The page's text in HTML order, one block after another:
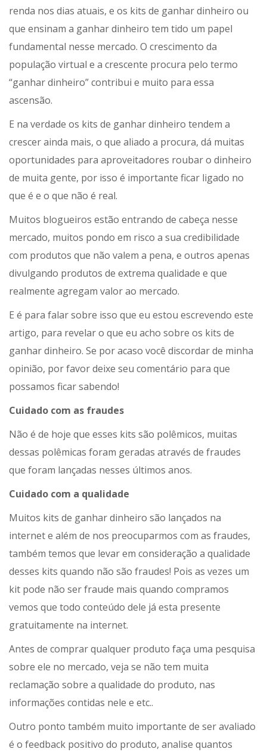
renda nos dias atuais, e os kits de ganhar dinheiro ou
que ensinam a ganhar dinheiro tem tido um papel
fundamental nesse mercado. O crescimento da
população virtual e a crescente procura pelo termo
“ganhar dinheiro” contribui e muito para essa
ascensão.
E na verdade os kits de ganhar dinheiro tendem a
crescer ainda mais, o que aliado a procura, dá muitas
oportunidades para aproveitadores roubar o dinheiro
de muita gente, por isso é importante ficar ligado no
que é e o que não é real.
Muitos blogueiros estão entrando de cabeça nesse
mercado, muitos pondo em risco a sua credibilidade
com produtos que não valem a pena, e outros apenas
divulgando produtos de extrema qualidade e que
realmente agregam valor ao mercado.
E é para falar sobre isso que eu estou escrevendo este
artigo, para revelar o que eu acho sobre os kits de
ganhar dinheiro. Se por acaso você discordar de minha
opinião, por favor deixe seu comentário para que
possamos ficar sabendo!
Cuidado com as fraudes
Não é de hoje que esses kits são polêmicos, muitas
dessas polêmicas foram geradas através de fraudes
que foram lançadas nesses últimos anos.
Cuidado com a qualidade
Muitos kits de ganhar dinheiro são lançados na
internet e além de nos preocuparmos com as fraudes,
também temos que levar em consideração a qualidade
desses kits quando não são fraudes! Pois as vezes um
kit pode não ser fraude mais quando compramos
vemos que todo conteúdo dele já esta presente
gratuitamente na internet.
Antes de comprar qualquer produto faça uma pesquisa
sobre ele no mercado, veja se não tem muita
reclamação sobre a qualidade do produto, nas
informações contidas nele e etc..
Outro ponto também muito importante de ser avaliado
é o feedback positivo do produto, analise quantos